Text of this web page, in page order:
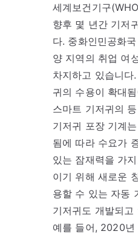
세계보건기구
향후 몇 년간 기저
다. 중화인민공화
양 지역의 취업 여
차지하고 있습니
귀의 수용이 확대
스마트 기저귀의
기저귀 포장 기계
됨에 따라 수요가
있는 잠재력을 가
이기 위해 새로운
용할 수 있는 자동
기저귀도 개발되고
예를 들어, 2020년